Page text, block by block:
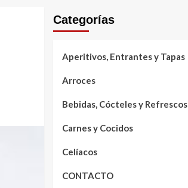
Categorías
Aperitivos, Entrantes y Tapas
Arroces
Bebidas, Cócteles y Refrescos
Carnes y Cocidos
Celíacos
CONTACTO